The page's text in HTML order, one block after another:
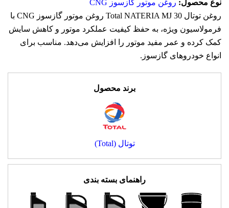
نوع محصول: روغن موتور گازسوز CNG
روغن توتال Total NATERIA MJ 30 روغن موتور گازسوز CNG با
فرمولاسیون ویژه، به حفظ کیفیت عملکرد موتور و کاهش سایش
کمک کرده و عمر مفید موتور را افزایش می‌دهد. مناسب برای
انواع خودروهای گازسوز.
برند محصول
توتال (Total)
راهنمای بسته بندی